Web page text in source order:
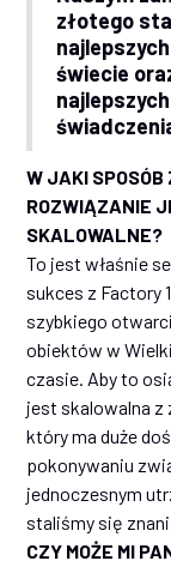
złotego
świecie
W JAKI
ROZWIĄZANIE
SKALOWALNE?
To jest właśnie
sukces z Factory
szybkiego
obiektów w
czasie. Aby to
jest skalowalna z
który ma duże
pokonywaniu
jednoczesnym
staliśmy się
CZY MOŻE MI